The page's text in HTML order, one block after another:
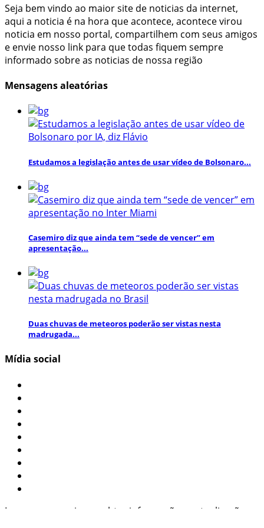
Seja bem vindo ao maior site de noticias da internet,
aqui a noticia é na hora que acontece, acontece virou
noticia em nosso portal, compartilhem com seus amigos
e envie nosso link para que todas fiquem sempre
informado sobre as noticias de nossa região
Mensagens aleatórias
Estudamos a legislação antes de usar vídeo de Bolsonaro...
Casemiro diz que ainda tem “sede de vencer” em
apresentação...
Duas chuvas de meteoros poderão ser vistas nesta
madrugada...
Mídia social
Inscreva-se aqui para obter informações e atualizações